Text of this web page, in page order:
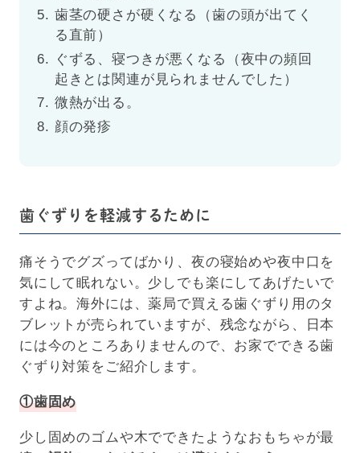
歯茎の硬さが硬くなる（歯の頭が出てく
る直前）
ぐずる、寝つきが悪くなる（夜中の頻回
起きとは関連が見られませんでした）
微熱が出る。
顔の発疹
歯ぐずりを軽減するために
痛そうでグズってばかり、夜の寝始めや夜中口を
気にして眠れない。少しでも楽にしてあげたいで
すよね。海外には、薬局で買える歯ぐずり用のタ
ブレットが売られていますが、残念ながら、日本
には今のところありませんので、お家でできる歯
ぐずり対策をご紹介します。
①歯固め
少し固めのゴムや木でできたようなおもちゃが最